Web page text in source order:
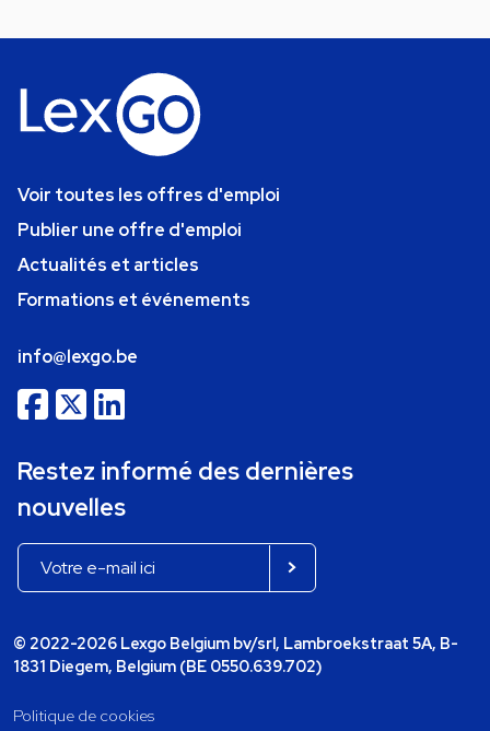
Voir toutes les offres d'emploi
Publier une offre d'emploi
Actualités et articles
Formations et événements
info@lexgo.be
Restez informé des dernières
nouvelles
© 2022-2026 Lexgo Belgium bv/srl, Lambroekstraat 5A, B-
1831 Diegem, Belgium (BE 0550.639.702)
Politique de cookies